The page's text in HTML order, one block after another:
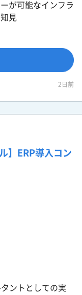
が可能なインフラ
見
2日前
】ERP導入コン
ントとしての実